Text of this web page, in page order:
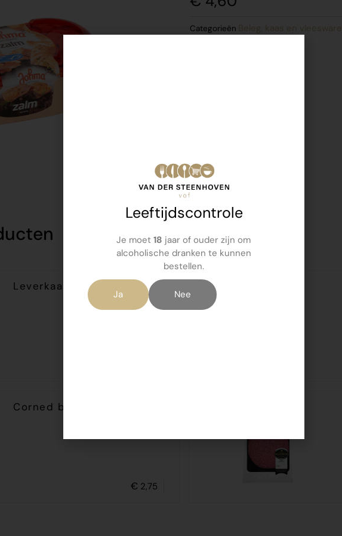
Categorieën Beleg, kaas en vleeswaren
Leverkaas 110 gram
Corned beef 110 gr
€ 2,75
Leeftijdscontrole
Je moet18 jaar of ouder zijn om
alcoholische dranken te kunnen
bestellen.
Ja Nee